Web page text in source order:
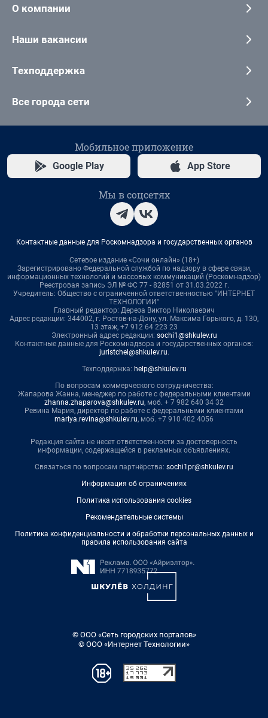
О компании
Наши вакансии
Техподдержка
Все города сети
Мобильное приложение
Google Play App Store
Мы в соцсетях
Контактные данные для Роскомнадзора и государственных органов
Сетевое издание «Сочи онлайн» (18+)
Зарегистрировано Федеральной службой по надзору в сфере связи,
информационных технологий и массовых коммуникаций (Роскомнадзор)
Реестровая запись ЭЛ № ФС 77 - 82851 от 31.03.2022 г.
Учредитель: Общество с ограниченной ответственностью "ИНТЕРНЕТ
ТЕХНОЛОГИИ"
Главный редактор: Дереза Виктор Николаевич
Адрес редакции: 344002, г. Ростов-на-Дону, ул. Максима Горького, д. 130,
13 этаж, +7 912 64 223 23
Электронный адрес редакции: sochi1@shkulev.ru
Контактные данные для Роскомнадзора и государственных органов:
juristchel@shkulev.ru.
Техподдержка: help@shkulev.ru
По вопросам коммерческого сотрудничества:
Жапарова Жанна, менеджер по работе с федеральными клиентами
zhanna.zhaparova@shkulev.ru, моб. + 7 982 640 34 32
Ревина Мария, директор по работе с федеральными клиентами
mariya.revina@shkulev.ru, моб. +7 910 402 4056
Редакция сайта не несет ответственности за достоверность
информации, содержащейся в рекламных объявлениях.
Связаться по вопросам партнёрства: sochi1pr@shkulev.ru
Информация об ограничениях
Политика использования cookies
Рекомендательные системы
Политика конфиденциальности и обработки персональных данных и
правила использования сайта
© ООО «Сеть городских порталов»
© ООО «Интернет Технологии»